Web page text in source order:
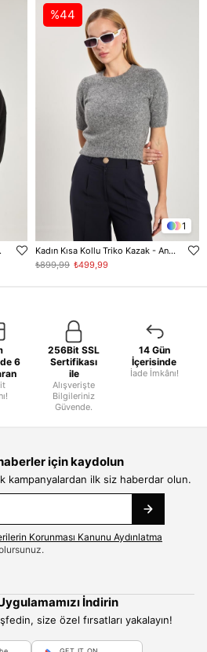
- Siyah
1
Kadın Kısa Kollu Triko Kazak - Antrasit
₺499,99
₺899,99
%44
6
256Bit SSL
Sertifikası
ile
Alışverişte
Bilgileriniz
Güvende.
14 Gün
İçerisinde
İade İmkânı!
için kaydolun
kampanyalardan ilk siz haberdar olun.
Korunması Kanunu Aydınlatma
İndirin
size özel fırsatları yakalayın!